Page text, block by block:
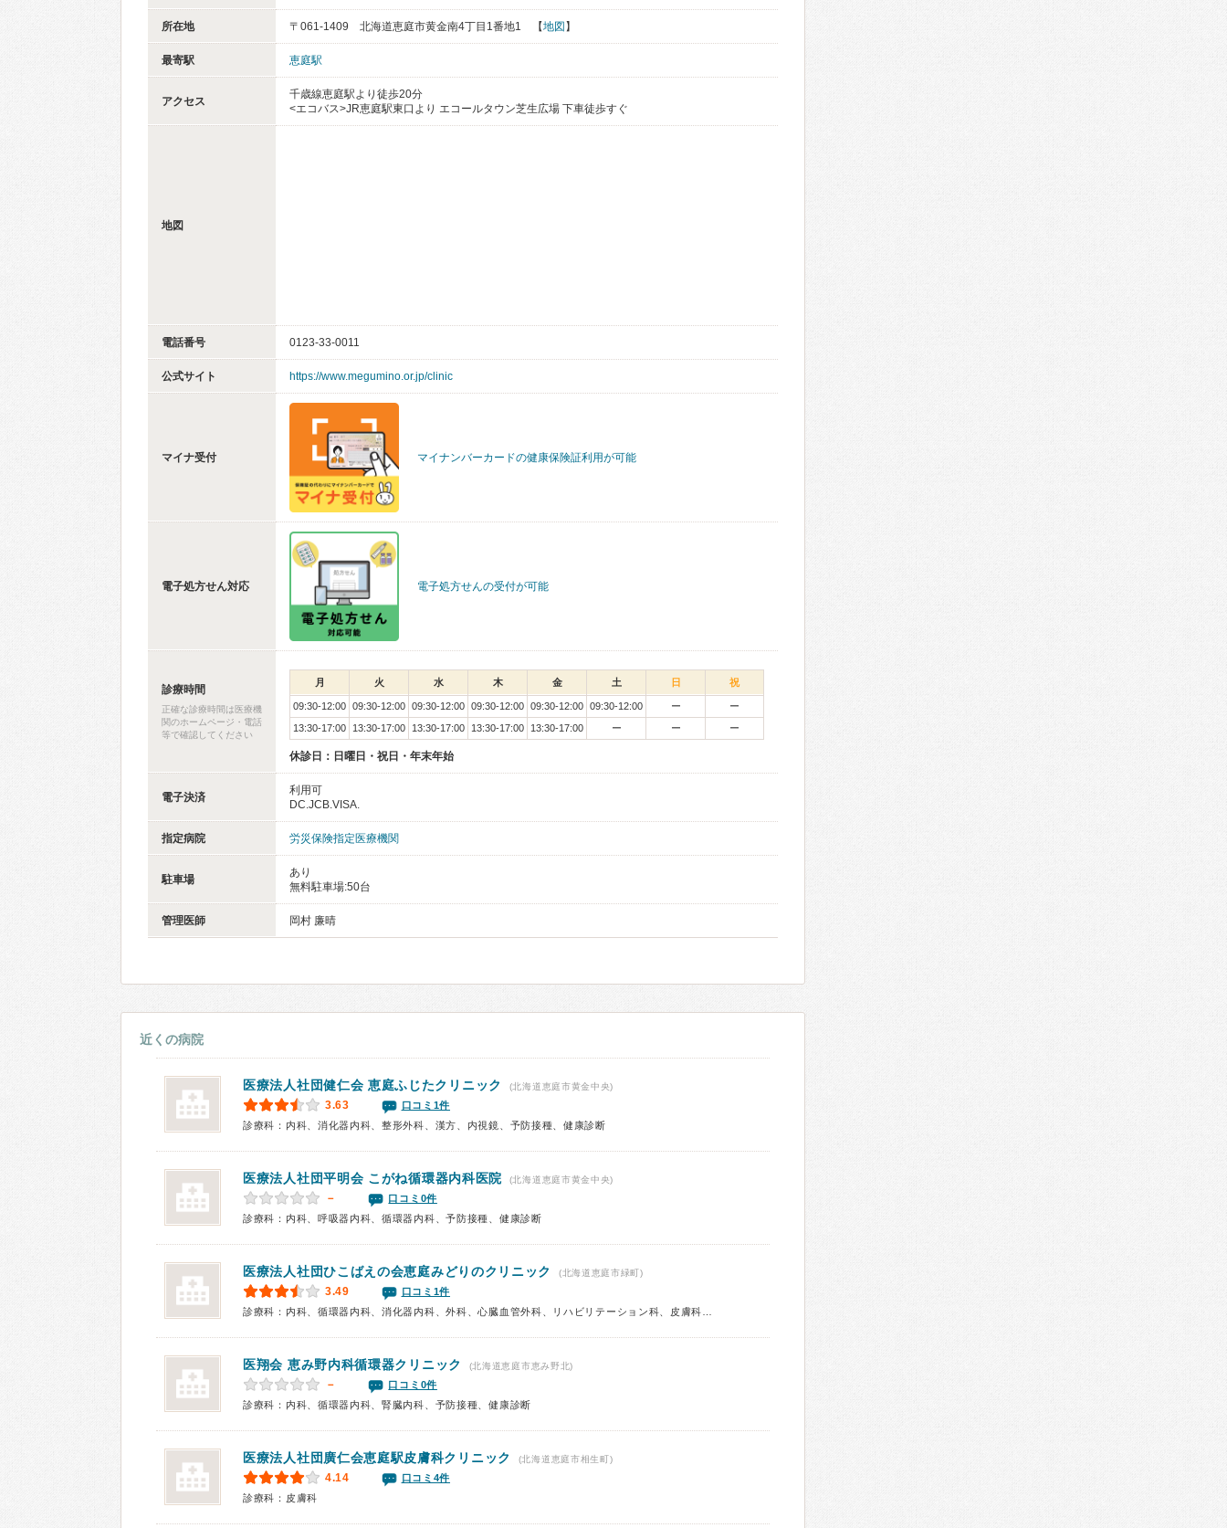
所在地 〒061-1409 北海道恵庭市黄金南4丁目1番地1 【地図 】
最寄駅 恵庭駅
アクセス
千歳線恵庭駅より徒歩20分
<エコバス>JR恵庭駅東口より エコールタウン芝生広場 下車徒歩すぐ
地図
電話番号 0123-33-0011
公式サイト https://www.megumino.or.jp/clinic
マイナ受付 マイナンバーカードの健康保険証利用が可能
電子処方せん対応 電子処方せんの受付が可能
診療時間
正確な診療時間は医療機
関のホームページ・電話
等で確認してください
月 火 水 木 金 土 日 祝
09:30-12:00 09:30-12:00 09:30-12:00 09:30-12:00 09:30-12:00 09:30-12:00 ー
ー
13:30-17:00
13:30-17:00 13:30-17:00 13:30-17:00 13:30-17:00 ー ー ー
休診日：日曜日・祝日・年末年始
電子決済
利用可
DC.JCB.VISA.
指定病院 労災保険指定医療機関
駐車場
あり
無料駐車場:50台
管理医師 岡村 廉晴
近くの病院
医療法人社団健仁会 恵庭ふじたクリニック (北海道恵庭市黄金中央)
3.63
口コミ1件
診療科：内科、消化器内科、整形外科、漢方、内視鏡、予防接種、健康診断
医療法人社団平明会 こがね循環器内科医院 (北海道恵庭市黄金中央)
－
口コミ0件
診療科：内科、呼吸器内科、循環器内科、予防接種、健康診断
医療法人社団ひこばえの会恵庭みどりのクリニック (北海道恵庭市緑町)
3.49
口コミ1件
医翔会 恵み野内科循環器クリニック (北海道恵庭市恵み野北)
－
口コミ0件
診療科：内科、循環器内科、腎臓内科、予防接種、健康診断
医療法人社団廣仁会恵庭駅皮膚科クリニック (北海道恵庭市相生町)
4.14
口コミ4件
診療科：皮膚科